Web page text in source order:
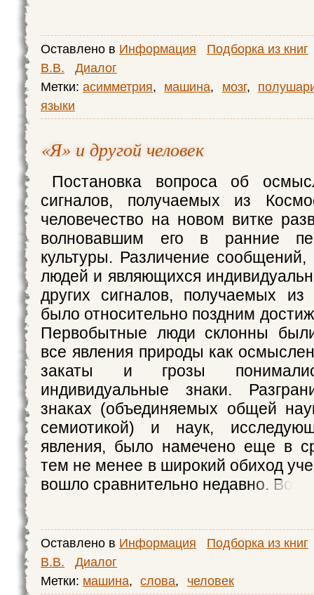
Оставлено в Информация
Подборка из книг
В.В.
Диалог
Метки: асимметрия, машина, мозг,
языки
«Я» и другой человек
Постановка вопроса об
сигналов, получаемых из
человечество на новом витке
волновавшим его в ранние
культуры. Различение
людей и являющихся
других сигналов, получаемых
было относительно поздним
Первобытные люди склонны
все явления природы как
закаты и грозы
индивидуальные знаки.
знаках (объединяемых общей
семиотикой) и наук,
явления, было намечено еще в
тем не менее в широкий обиход
вошло сравнительно недавно. Во
Оставлено в Информация
Подборка из книг
В.В.
Диалог
Метки: машина, слова, человек